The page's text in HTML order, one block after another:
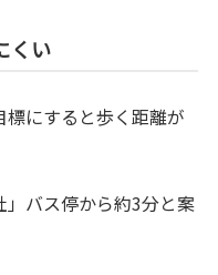
くい
にすると歩く距離が
バス停から約3分と案